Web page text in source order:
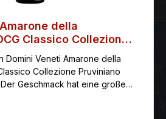
della
Classico Collezione
Domini Veneti Amarone della
Collezione Pruviniano
Der Geschmack hat eine große
mit einem Nachgeschmack
und Geröstetem